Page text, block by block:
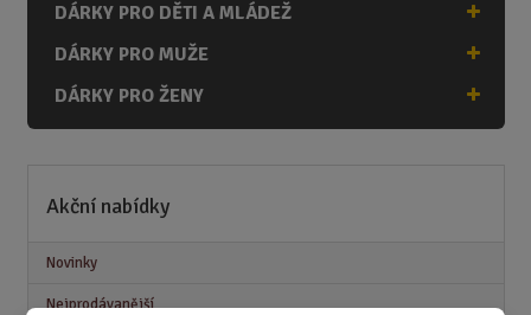
DÁRKY PRO DĚTI A MLÁDEŽ
DÁRKY PRO MUŽE
DÁRKY PRO ŽENY
Akční nabídky
Novinky
Nejprodávanější